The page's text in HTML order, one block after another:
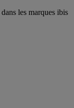
dans les marques ibis